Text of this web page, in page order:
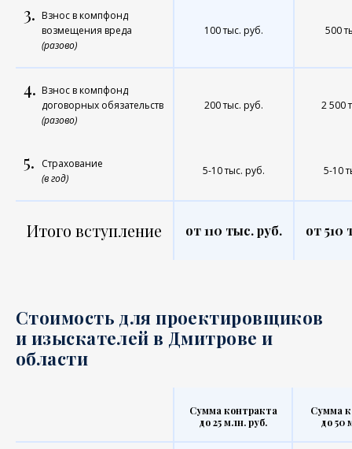
3. Взнос в компфонд
возмещения вреда
(разово)
100 тыс. руб. 500
4. Взнос в компфонд
договорных обязательств
(разово)
200 тыс. руб. 2 500
5.
Страхование
(в год)
5-10 тыс. руб. 5-10
Итого вступление от 110 тыс. руб. от 510
Стоимость для проектировщиков
и изыскателей в Дмитрове и
области
Сумма контракта
до 25 млн. руб.
Сумма
до 50